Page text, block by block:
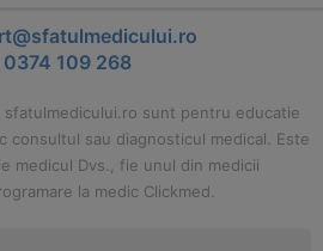
0374 109 268
sfatulmedicului.ro sunt pentru educatie
consultul sau diagnosticul medical. Este
medicul Dvs., fie unul din medicii
la medic Clickmed.